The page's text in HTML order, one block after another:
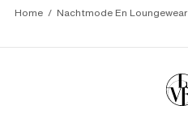
Home Nachtmode En Loungewear